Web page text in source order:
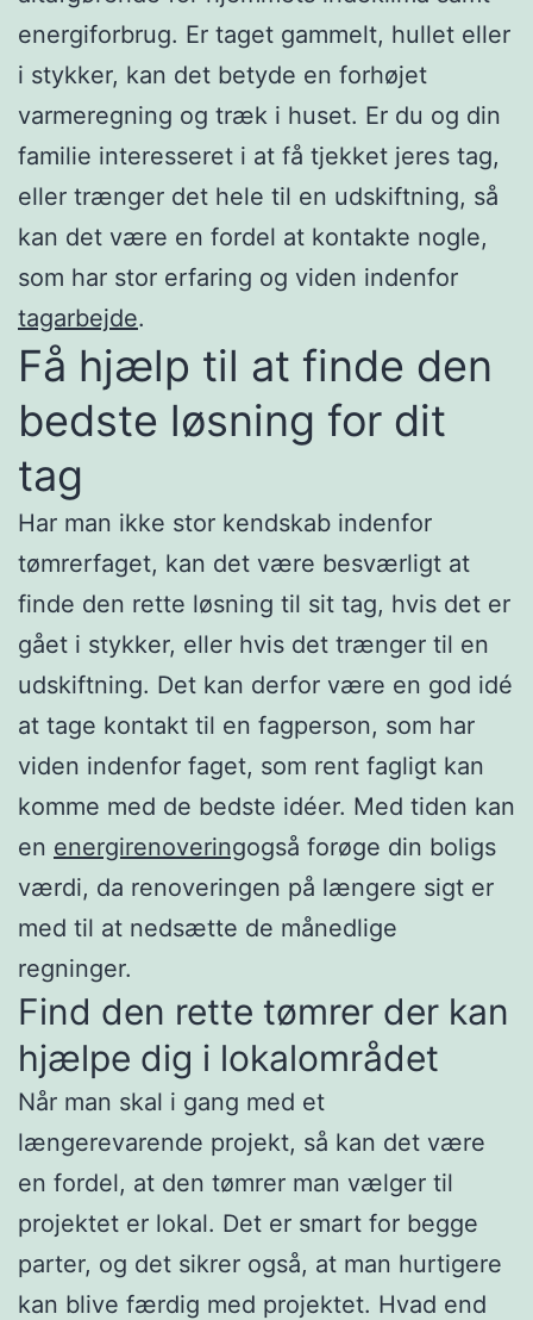
energiforbrug. Er taget gammelt, hullet eller
i stykker, kan det betyde en forhøjet
varmeregning og træk i huset. Er du og din
familie interesseret i at få tjekket jeres tag,
eller trænger det hele til en udskiftning, så
kan det være en fordel at kontakte nogle,
som har stor erfaring og viden indenfor
tagarbejde.
Få hjælp til at finde den
bedste løsning for dit
tag
Har man ikke stor kendskab indenfor
tømrerfaget, kan det være besværligt at
finde den rette løsning til sit tag, hvis det er
gået i stykker, eller hvis det trænger til en
udskiftning. Det kan derfor være en god idé
at tage kontakt til en fagperson, som har
viden indenfor faget, som rent fagligt kan
komme med de bedste idéer. Med tiden kan
en energirenoveringogså forøge din boligs
værdi, da renoveringen på længere sigt er
med til at nedsætte de månedlige
regninger.
Find den rette tømrer der kan
hjælpe dig i lokalområdet
Når man skal i gang med et
længerevarende projekt, så kan det være
en fordel, at den tømrer man vælger til
projektet er lokal. Det er smart for begge
parter, og det sikrer også, at man hurtigere
kan blive færdig med projektet. Hvad end